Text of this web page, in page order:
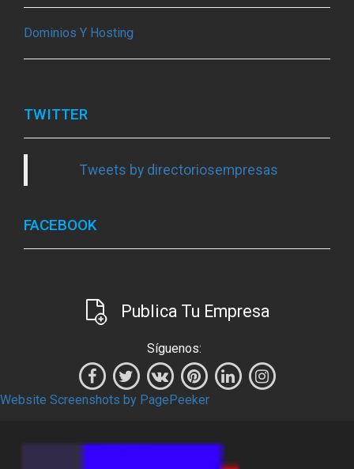
Dominios Y Hosting
TWITTER
Tweets by directoriosempresas
FACEBOOK
Publica Tu Empresa
Síguenos:
Website Screenshots by PagePeeker